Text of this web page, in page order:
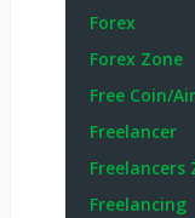
Forex
Forex Zone
Free Coin/
Freelancer
Freelancers
Freelancing